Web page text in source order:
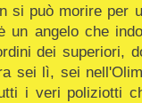
si può morire per
un angelo che
dei superiori,
sei lì, sei
i veri poliziotti